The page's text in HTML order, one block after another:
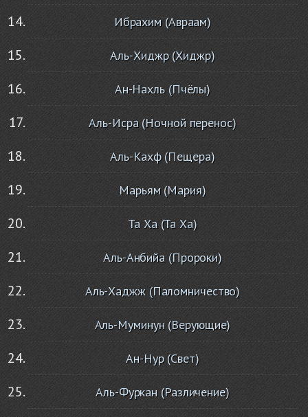
Ибрахим (Авраам)
Аль-Хиджр (Хиджр)
Ан-Нахль (Пчёлы)
Аль-Исра (Ночной перенос)
Аль-Кахф (Пещера)
Марьям (Мария)
Та Ха (Та Ха)
Аль-Анбийа (Пророки)
Аль-Хаджж (Паломничество)
Аль-Муминун (Верующие)
Ан-Нур (Свет)
Аль-Фуркан (Различение)